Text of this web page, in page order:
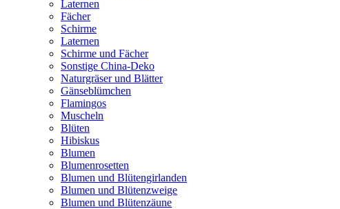
Laternen
Fächer
Schirme
Laternen
Schirme und Fächer
Sonstige China-Deko
Naturgräser und Blätter
Gänseblümchen
Flamingos
Muscheln
Blüten
Hibiskus
Blumen
Blumenrosetten
Blumen und Blütengirlanden
Blumen und Blütenzweige
Blumen und Blütenzäune